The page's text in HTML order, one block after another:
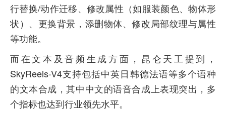
行替换/动作迁移、修改属性（如服装颜色、物体形
状）、更换背景，添删物体、修改局部纹理与属性
等功能。
而在文本及音频生成方面，昆仑天工提到，
SkyReels-V4支持包括中英日韩德法语等多个语种
的文本合成，其中中文的语音合成上表现突出，多
个指标也达到行业领先水平。